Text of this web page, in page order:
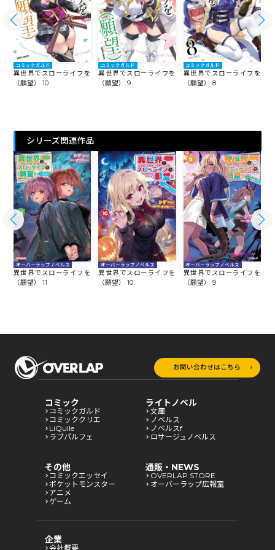
コミックガルド
異世界でスローライフを
（願望） 10
コミックガルド
異世界でスローライフを
（願望） 9
コミックガルド
異世界でスローライフを
（願望） 8
シリーズ関連作品
オーバーラップノベルス
異世界でスローライフを
（願望） 11
オーバーラップノベルス
異世界でスローライフを
（願望） 10
オーバーラップノベルス
異世界でスローライフを
（願望） 9
お問い合わせはこちら
コミック
コミックガルド
コミッククリエ
LiQulle
ラブパルフェ
ライトノベル
文庫
ノベルス
ノベルスf
ロサージュノベルス
その他
コミックエッセイ
ポケットモンスター
アニメ
ゲーム
通販・NEWS
OVERLAP STORE
オーバーラップ広報室
企業
会社概要